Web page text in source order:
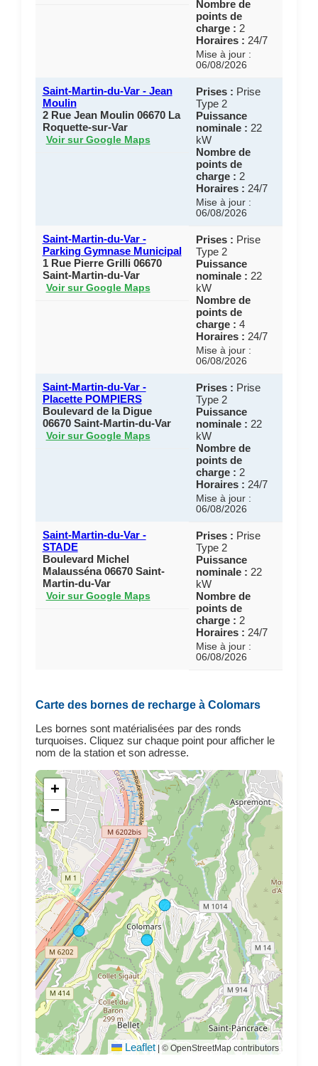
Nombre de
points de
charge : 2
Horaires : 24/7
Mise à jour :
06/08/2026
Saint-Martin-du-Var - Jean
Moulin
2 Rue Jean Moulin 06670 La
Roquette-sur-Var
Voir sur Google Maps
Prises : Prise
Type 2
Puissance
nominale : 22
kW
Nombre de
points de
charge : 2
Horaires : 24/7
Mise à jour :
06/08/2026
Saint-Martin-du-Var -
Parking Gymnase Municipal
1 Rue Pierre Grilli 06670
Saint-Martin-du-Var
Voir sur Google Maps
Prises : Prise
Type 2
Puissance
nominale : 22
kW
Nombre de
points de
charge : 4
Horaires : 24/7
Mise à jour :
06/08/2026
Saint-Martin-du-Var -
Placette POMPIERS
Boulevard de la Digue
06670 Saint-Martin-du-Var
Voir sur Google Maps
Prises : Prise
Type 2
Puissance
nominale : 22
kW
Nombre de
points de
charge : 2
Horaires : 24/7
Mise à jour :
06/08/2026
Saint-Martin-du-Var -
STADE
Boulevard Michel
Malausséna 06670 Saint-
Martin-du-Var
Voir sur Google Maps
Prises : Prise
Type 2
Puissance
nominale : 22
kW
Nombre de
points de
charge : 2
Horaires : 24/7
Mise à jour :
06/08/2026
Carte des bornes de recharge à Colomars
Les bornes sont matérialisées par des ronds
turquoises. Cliquez sur chaque point pour afficher le
nom de la station et son adresse.
+
−
Leaflet | © OpenStreetMap contributors